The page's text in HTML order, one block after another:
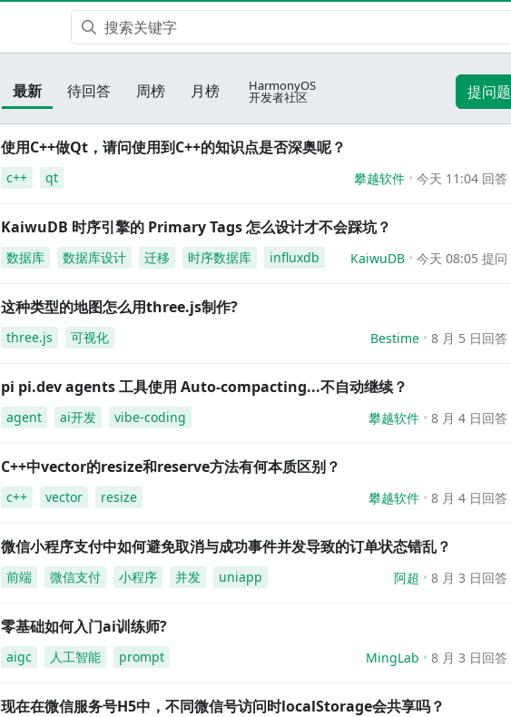
最新 待回答 周榜 月榜 HarmonyOS
开发者社区 提问题
使用C++做Qt，请问使用到C++的知识点是否深奥呢？
c++ qt 攀越软件 今天 11:04 回答
KaiwuDB 时序引擎的 Primary Tags 怎么设计才不会踩坑？
数据库 数据库设计 迁移 时序数据库 influxdb KaiwuDB 今天 08:05 提问
这种类型的地图怎么用three.js制作?
three.js 可视化 Bestime 8 月 5 日回答
pi pi.dev agents 工具使用 Auto-compacting...不自动继续？
agent ai开发 vibe-coding 攀越软件 8 月 4 日回答
C++中vector的resize和reserve方法有何本质区别？
c++ vector resize 攀越软件 8 月 4 日回答
微信小程序支付中如何避免取消与成功事件并发导致的订单状态错乱？
前端 微信支付 小程序 并发 uniapp 阿超 8 月 3 日回答
零基础如何入门ai训练师?
aigc 人工智能 prompt MingLab 8 月 3 日回答
现在在微信服务号H5中，不同微信号访问时localStorage会共享吗？